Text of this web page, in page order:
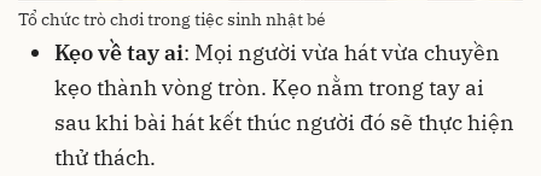
Tổ chức trò chơi trong tiệc sinh nhật bé
Kẹo về tay ai: Mọi người vừa hát vừa chuyền
kẹothành vòng tròn. Kẹo nằm trong tay ai
sau khi bài hát kết thúc người đó sẽ thực hiện
thử thách.